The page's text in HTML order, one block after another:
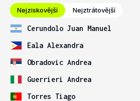
Nejziskovější Nejztrátovější
Cerundolo Juan Manuel
Eala Alexandra
Obradovic Andrea
Guerrieri Andrea
Torres Tiago